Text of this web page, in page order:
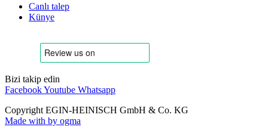
Canlı talep
Künye
Bizi takip edin
FacebookYoutube Whatsapp
Copyright EGIN-HEINISCH GmbH & Co. KG
Made with by ogma